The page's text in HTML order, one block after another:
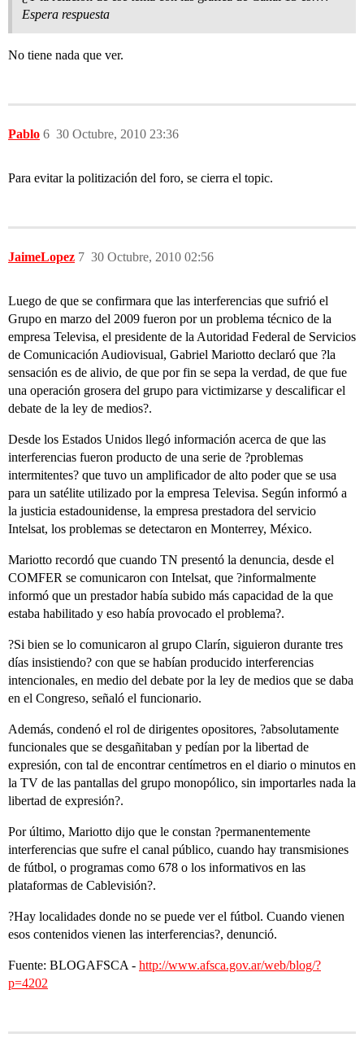
Espera respuesta
No tiene nada que ver.
Pablo 30 Octubre, 2010 23:36
6
Para evitar la politización del foro, se cierra el topic.
JaimeLopez 30 Octubre, 2010 02:56
7
Luego de que se confirmara que las interferencias que sufrió el
Grupo en marzo del 2009 fueron por un problema técnico de la
empresa Televisa, el presidente de la Autoridad Federal de Servicios
de Comunicación Audiovisual, Gabriel Mariotto declaró que ?la
sensación es de alivio, de que por fin se sepa la verdad, de que fue
una operación grosera del grupo para victimizarse y descalificar el
debate de la ley de medios?.
Desde los Estados Unidos llegó información acerca de que las
interferencias fueron producto de una serie de ?problemas
intermitentes? que tuvo un amplificador de alto poder que se usa
para un satélite utilizado por la empresa Televisa. Según informó a
la justicia estadounidense, la empresa prestadora del servicio
Intelsat, los problemas se detectaron en Monterrey, México.
Mariotto recordó que cuando TN presentó la denuncia, desde el
COMFER se comunicaron con Intelsat, que ?informalmente
informó que un prestador había subido más capacidad de la que
estaba habilitado y eso había provocado el problema?.
?Si bien se lo comunicaron al grupo Clarín, siguieron durante tres
días insistiendo? con que se habían producido interferencias
intencionales, en medio del debate por la ley de medios que se daba
en el Congreso, señaló el funcionario.
Además, condenó el rol de dirigentes opositores, ?absolutamente
funcionales que se desgañitaban y pedían por la libertad de
expresión, con tal de encontrar centímetros en el diario o minutos en
la TV de las pantallas del grupo monopólico, sin importarles nada la
libertad de expresión?.
Por último, Mariotto dijo que le constan ?permanentemente
interferencias que sufre el canal público, cuando hay transmisiones
de fútbol, o programas como 678 o los informativos en las
plataformas de Cablevisión?.
?Hay localidades donde no se puede ver el fútbol. Cuando vienen
esos contenidos vienen las interferencias?, denunció.
Fuente: BLOGAFSCA - http://www.afsca.gov.ar/web/blog/?
p=4202